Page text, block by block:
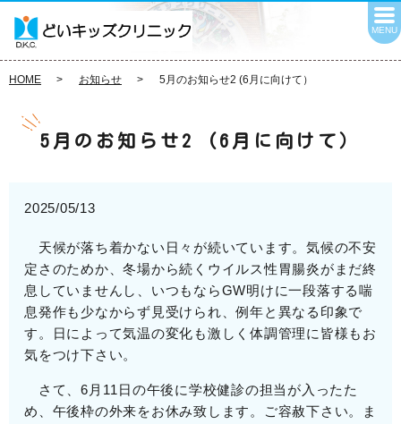
MENU
HOME お知らせ 5月のお知らせ2 (6月に向けて）
5月のお知らせ2 (6月に向けて）
2025/05/13
天候が落ち着かない日々が続いています。気候の不安
定さのためか、冬場から続くウイルス性胃腸炎がまだ終
息していませんし、いつもならGW明けに一段落する喘
息発作も少なからず見受けられ、例年と異なる印象で
す。日によって気温の変化も激しく体調管理に皆様もお
気をつけ下さい。
さて、6月11日の午後に学校健診の担当が入ったた
め、午後枠の外来をお休み致します。ご容赦下さい。ま